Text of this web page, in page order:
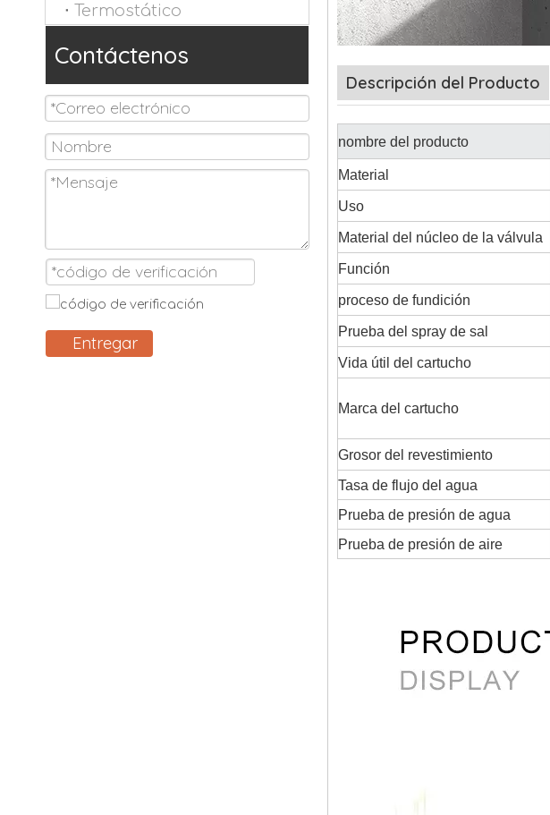
Termostático
Contáctenos
Entregar
Descripción del Producto
nombre del producto
Material
Uso
Material del núcleo de la válvula
Función
proceso de fundición
Prueba del spray de sal
Vida útil del cartucho
Marca del cartucho
Grosor del revestimiento
Tasa de flujo del agua
Prueba de presión de agua
Prueba de presión de aire